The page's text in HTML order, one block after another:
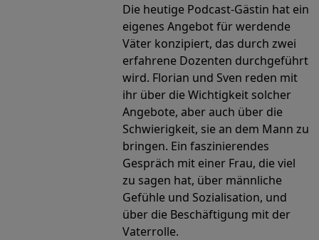
Die heutige Podcast-Gästin hat ein
eigenes Angebot für werdende
Väter konzipiert, das durch zwei
erfahrene Dozenten durchgeführt
wird. Florian und Sven reden mit
ihr über die Wichtigkeit solcher
Angebote, aber auch über die
Schwierigkeit, sie an dem Mann zu
bringen. Ein faszinierendes
Gespräch mit einer Frau, die viel
zu sagen hat, über männliche
Gefühle und Sozialisation, und
über die Beschäftigung mit der
Vaterrolle.